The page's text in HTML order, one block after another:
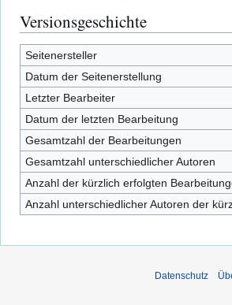
Versionsgeschichte
Seitenersteller
Datum der Seitenerstellung
Letzter Bearbeiter
Datum der letzten Bearbeitung
Gesamtzahl der Bearbeitungen
Gesamtzahl unterschiedlicher Autoren
Anzahl der kürzlich erfolgten
Anzahl unterschiedlicher Autoren der
Datenschutz